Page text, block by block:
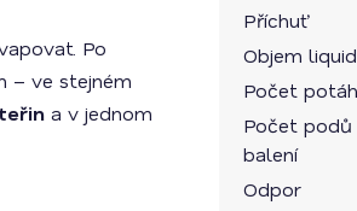
Po
– ve stejném
a v jednom
Příchuť
Objem
Počet
Počet podů
balení
Odpor